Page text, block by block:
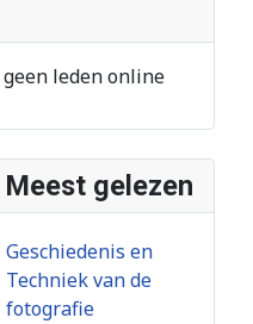
leden online
Meest gelezen
Geschiedenis en
Techniek van de
fotografie